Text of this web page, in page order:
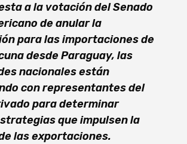
a la votación del Senado
de anular la
para las importaciones de
desde Paraguay, las
nacionales están
con representantes del
para determinar
que impulsen la
las exportaciones.